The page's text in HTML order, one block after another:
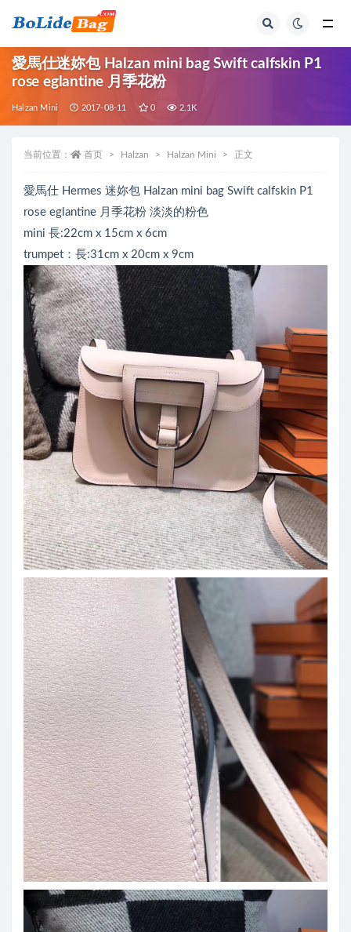
愛馬仕迷妳包 Halzan mini bag Swift calfskin P1
rose eglantine 月季花粉
Halzan Mini 2017-08-11 0 2.1K
当前位置： 首页 Halzan Halzan Mini 正文
愛馬仕 Hermes 迷妳包 Halzan mini bag Swift calfskin P1
rose eglantine 月季花粉 淡淡的粉色
mini 長:22cm x 15cm x 6cm
trumpet：長:31cm x 20cm x 9cm